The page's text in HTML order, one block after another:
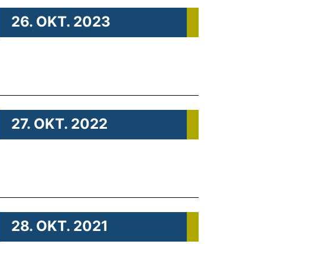
26. OKT. 2023
27. OKT. 2022
28. OKT. 2021